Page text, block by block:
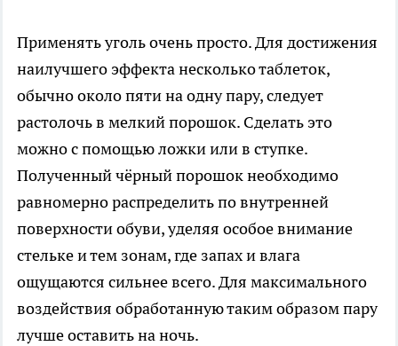
Применять уголь очень просто. Для достижения
наилучшего эффекта несколько таблеток,
обычно около пяти на одну пару, следует
растолочь в мелкий порошок. Сделать это
можно с помощью ложки или в ступке.
Полученный чёрный порошок необходимо
равномерно распределить по внутренней
поверхности обуви, уделяя особое внимание
стельке и тем зонам, где запах и влага
ощущаются сильнее всего. Для максимального
воздействия обработанную таким образом пару
лучше оставить на ночь.